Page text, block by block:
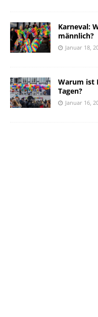
Karneval:
männlich?
Januar 18,
Warum ist
Tagen?
Januar 16,